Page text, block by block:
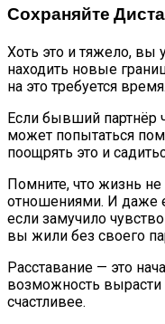
Сохраняйте
Хоть это и тяжело, вы
находить новые
на это требуется время.
Если бывший партнёр
может попытаться
поощрять это и
Помните, что жизнь не
отношениями. И даже
если замучило
вы жили без своего
Расставание — это
возможность вырасти
счастливее.